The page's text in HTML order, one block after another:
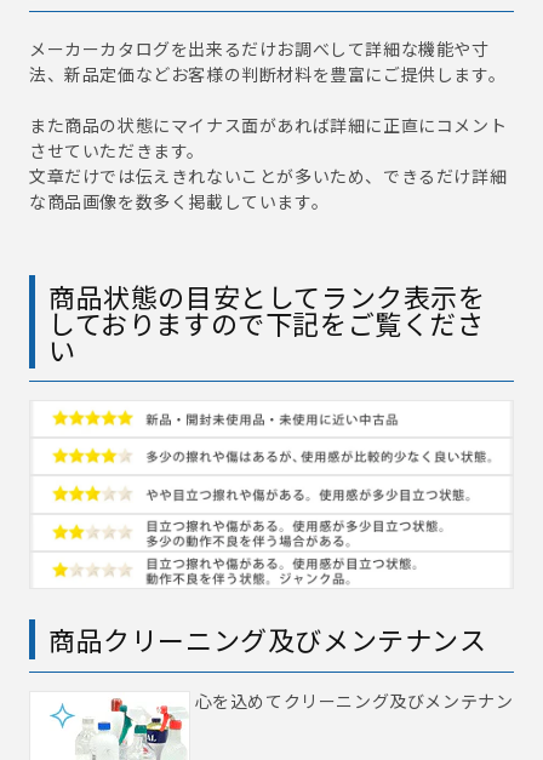
メーカーカタログを出来るだけお調べして詳細な機能や寸
法、新品定価などお客様の判断材料を豊富にご提供します。
また商品の状態にマイナス面があれば詳細に正直にコメント
させていただきます。
文章だけでは伝えきれないことが多いため、できるだけ詳細
な商品画像を数多く掲載しています。
商品状態の目安としてランク表示を
しておりますので下記をご覧くださ
い
商品クリーニング及びメンテナンス
心を込めてクリーニング及びメンテナン